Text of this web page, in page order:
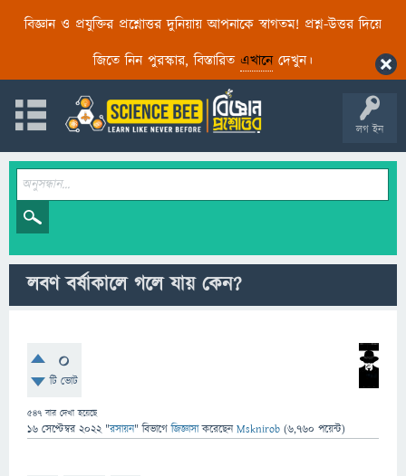
বিজ্ঞান ও প্রযুক্তির প্রশ্নোত্তর দুনিয়ায় আপনাকে স্বাগতম! প্রশ্ন-উত্তর দিয়ে
জিতে নিন পুরস্কার, বিস্তারিত এখানেদেখুন।
লগ ইন
লবণ বর্ষাকালে গলে যায় কেন?
0
টি ভোট
547 বার দেখা হয়েছে
16 সেপ্টেম্বর 2022 "রসায়ন" বিভাগে জিজ্ঞাসাকরেছেনMsknirob (6,760 পয়েন্ট)